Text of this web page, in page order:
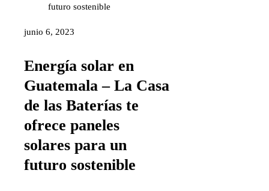
junio 6, 2023
Energía solar en
Guatemala – La Casa
de las Baterías te
ofrece paneles
solares para un
futuro sostenible